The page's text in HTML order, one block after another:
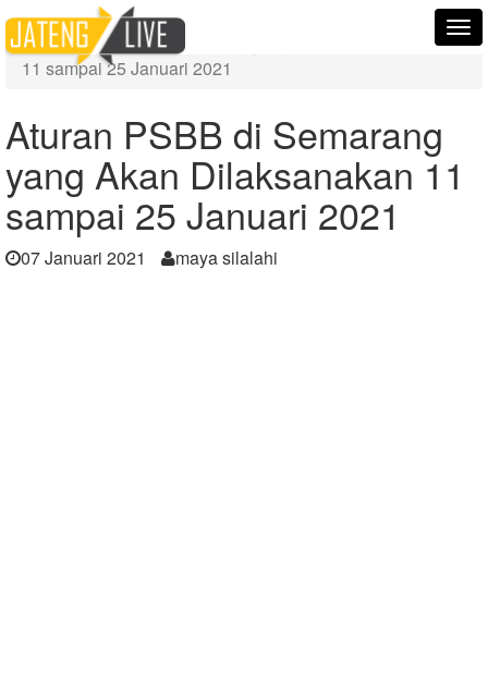
Home
Berita
Aturan PSBB di Semarang yang Akan Dilaksanakan
11 sampai 25 Januari 2021
Aturan PSBB di Semarang
yang Akan Dilaksanakan 11
sampai 25 Januari 2021
07 Januari 2021 maya silalahi